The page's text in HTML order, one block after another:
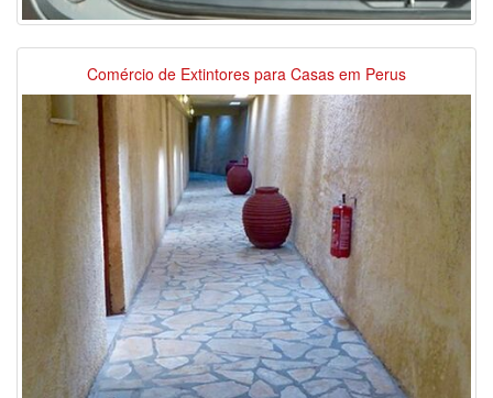
Comércio de Extintores para Casas em Perus